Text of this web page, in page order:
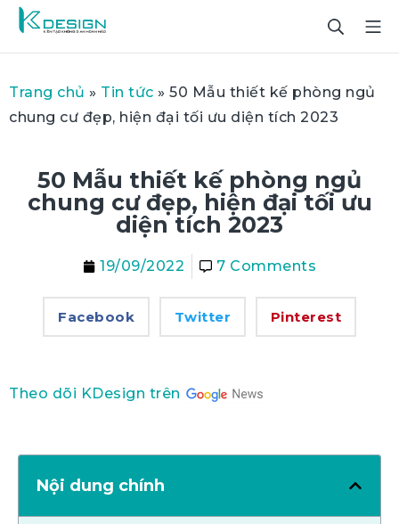
Trang chủ » Tin tức » 50 Mẫu thiết kế phòng ngủ
chung cư đẹp, hiện đại tối ưu diện tích 2023
50 Mẫu thiết kế phòng ngủ
chung cư đẹp, hiện đại tối ưu
diện tích 2023
19/09/2022 7 Comments
Facebook Twitter Pinterest
Theo dõi KDesign trên
Nội dung chính